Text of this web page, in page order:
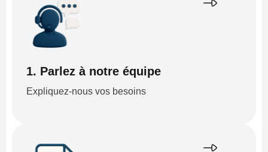
1. Parlez à notre équipe
Expliquez-nous vos besoins